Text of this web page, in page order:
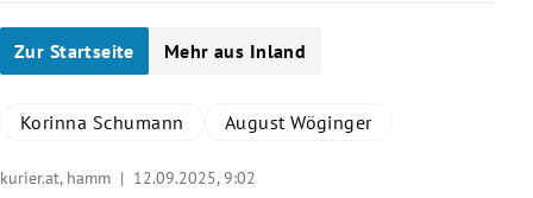
Zur Startseite Mehr aus Inland
Korinna Schumann August Wöginger
kurier.at, hamm | 12.09.2025, 9:02